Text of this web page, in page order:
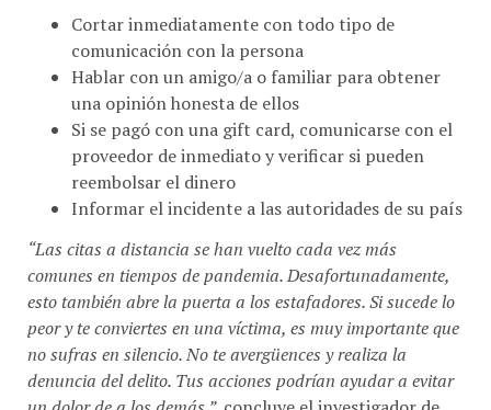
Cortar inmediatamente con todo tipo de
comunicación con la persona
Hablar con un amigo/a o familiar para obtener
una opinión honesta de ellos
Si se pagó con una gift card, comunicarse con el
proveedor de inmediato y verificar si pueden
reembolsar el dinero
Informar el incidente a las autoridades de su país
“Las citas a distancia se han vuelto cada vez más
comunes en tiempos de pandemia. Desafortunadamente,
esto también abre la puerta a los estafadores. Si sucede lo
peor y te conviertes en una víctima, es muy importante que
no sufras en silencio. No te avergüences y realiza la
denuncia del delito. Tus acciones podrían ayudar a evitar
un dolor de a los demás.”,
concluye el investigador de